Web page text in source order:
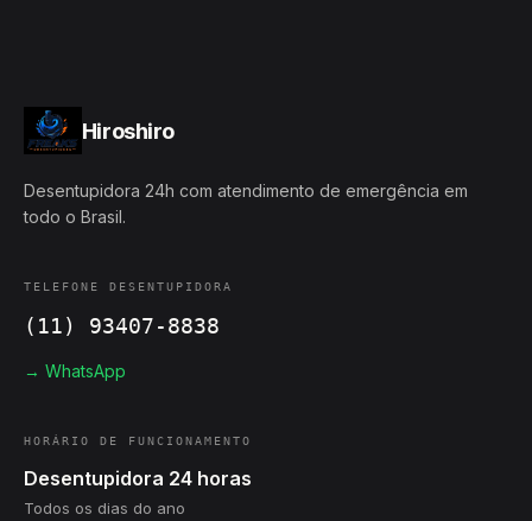
Hiroshiro
Desentupidora 24h com atendimento de emergência em
todo o Brasil.
TELEFONE DESENTUPIDORA
(11) 93407-8838
→ WhatsApp
HORÁRIO DE FUNCIONAMENTO
Desentupidora 24 horas
Todos os dias do ano